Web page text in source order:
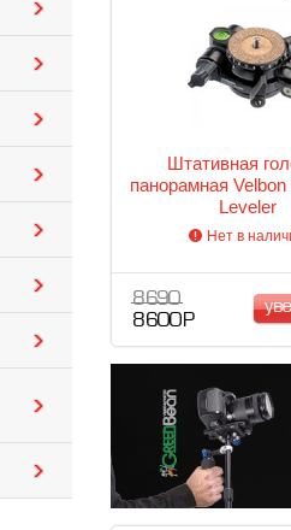
Штативная
панорамная
Leveler
Нет в
8 690
8 600 Р